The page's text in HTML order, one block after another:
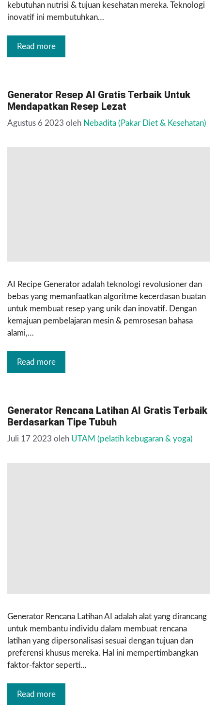
kebutuhan nutrisi & tujuan kesehatan mereka. Teknologi
inovatif ini membutuhkan…
Read more
Generator Resep AI Gratis Terbaik Untuk
Mendapatkan Resep Lezat
Agustus 6 2023 oleh Nebadita (Pakar Diet & Kesehatan)
AI Recipe Generator adalah teknologi revolusioner dan
bebas yang memanfaatkan algoritme kecerdasan buatan
untuk membuat resep yang unik dan inovatif. Dengan
kemajuan pembelajaran mesin & pemrosesan bahasa
alami,…
Read more
Generator Rencana Latihan AI Gratis Terbaik
Berdasarkan Tipe Tubuh
Juli 17 2023 oleh UTAM (pelatih kebugaran & yoga)
Generator Rencana Latihan AI adalah alat yang dirancang
untuk membantu individu dalam membuat rencana
latihan yang dipersonalisasi sesuai dengan tujuan dan
preferensi khusus mereka. Hal ini mempertimbangkan
faktor-faktor seperti…
Read more